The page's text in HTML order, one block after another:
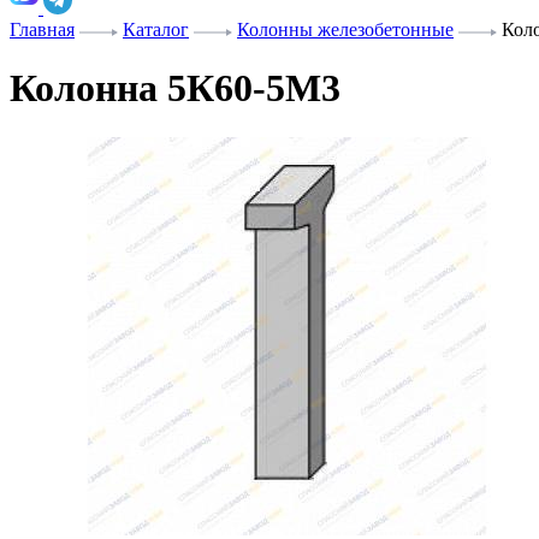
Главная Каталог Колонны железобетонные
Колонна 5К60-5М3